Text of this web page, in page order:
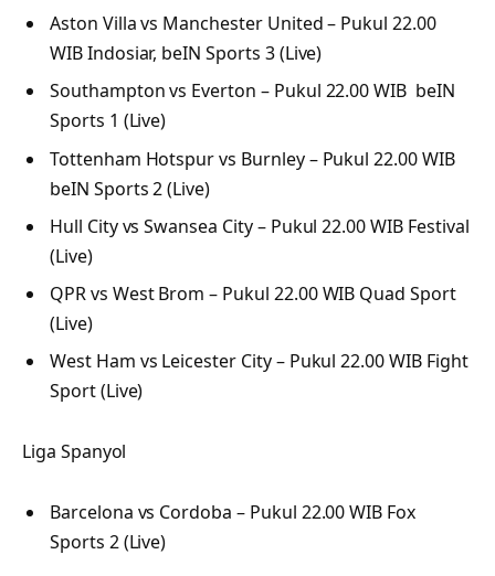
Aston Villa vs Manchester United – Pukul 22.00
WIB Indosiar, beIN Sports 3 (Live)
Southampton vs Everton – Pukul 22.00 WIB beIN
Sports 1 (Live)
Tottenham Hotspur vs Burnley – Pukul 22.00 WIB
beIN Sports 2 (Live)
Hull City vs Swansea City – Pukul 22.00 WIB Festival
(Live)
QPR vs West Brom – Pukul 22.00 WIB Quad Sport
(Live)
West Ham vs Leicester City – Pukul 22.00 WIB Fight
Sport (Live)
Liga Spanyol
Barcelona vs Cordoba – Pukul 22.00 WIB Fox
Sports 2 (Live)